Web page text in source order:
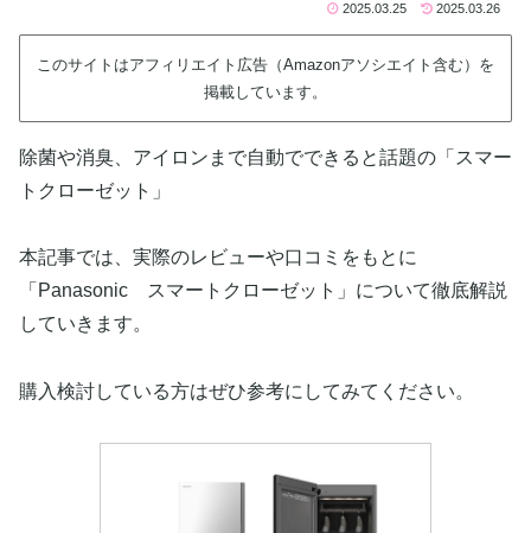
2025.03.25 2025.03.26
このサイトはアフィリエイト広告（Amazonアソシエイト含む）を
掲載しています。
除菌や消臭、アイロンまで自動でできると話題の「スマー
トクローゼット」
本記事では、実際のレビューや口コミをもとに
「Panasonic スマートクローゼット」について徹底解説
していきます。
購入検討している方はぜひ参考にしてみてください。